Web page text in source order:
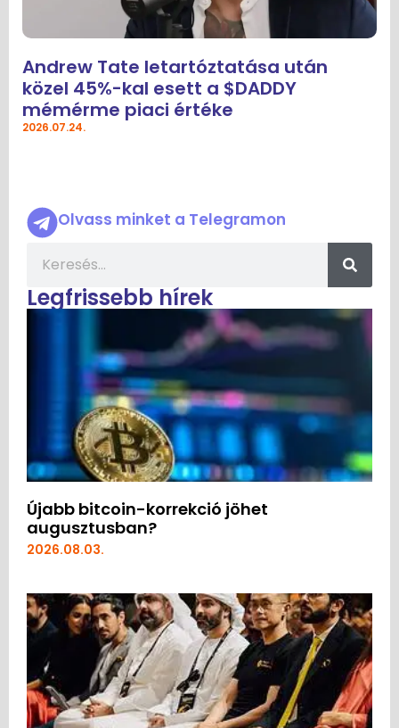
Andrew Tate letartóztatása után
közel 45%-kal esett a $DADDY
mémérme piaci értéke
2026.07.24.
Olvass minket a Telegramon
Legfrissebb hírek
Újabb bitcoin-korrekció jöhet
augusztusban?
2026.08.03.